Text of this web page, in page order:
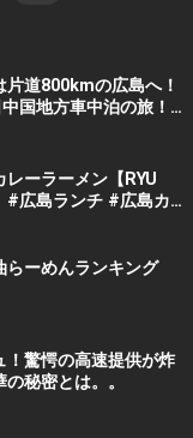
片道800kmの広島へ！
国地方車中泊の旅！
大絶賛のご当地ラー
パーク＜キャンピン
ーラーメン【RYU
広島ランチ #広島カ
らーめんランキング
！驚愕の高速提供が炸
秘密とは。。